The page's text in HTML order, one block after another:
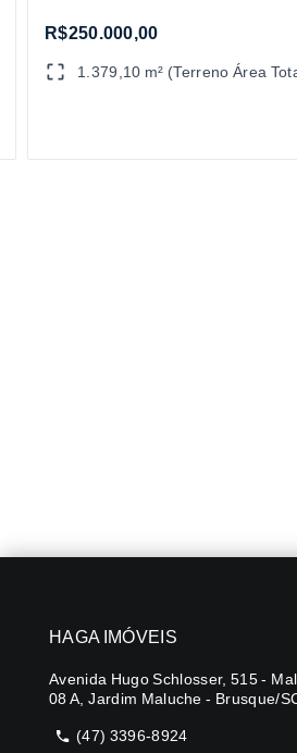
R$250.000,00
1.379,10 m² (Terreno Área
HAGA IMÓVEIS
Avenida Hugo Schlosser, 515 -
08 A, Jardim Maluche - Brusque/
(47) 3396-8924